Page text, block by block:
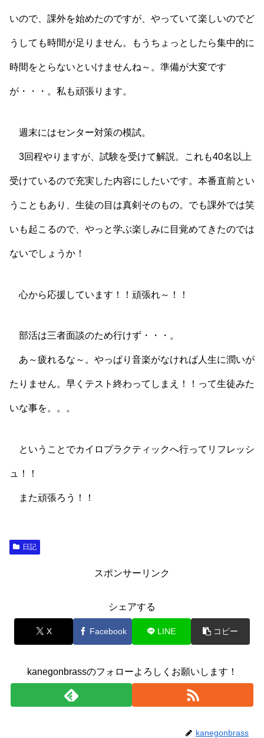
いので、課外を始めたのですが、やっていて楽しいのでど
うしても時間が足りません。もうちょっとしたら集中的に
時間をとらないといけませんね～。準備が大変です
が・・・。私も頑張ります。
週末にはセンター対策の模試。
3回程やりますが、試験を受けて解説。これも40名以上
受けているので充実した内容にしたいです。本番直前とい
うこともあり、生徒の目は真剣そのもの。でも課外では笑
いも起こるので、やっと学ぶ楽しみに目覚めてきたのでは
ないでしょうか！
心から応援しています！！頑張れ～！！
部活は三者面談のため行けず・・・。
あ～疲れるな～。やっぱり音楽がなければ人生に潤いが
たりません。早くテスト終わってしまえ！！って生徒みた
いな事を。。。
ということでカイロプラクティックへ行ってリフレッシ
ュ！！
また頑張ろう！！
日記
スポンサーリンク
シェアする
X Facebook LINE コピー
kanegonbrassのフォローよろしくお願いします！
kanegonbrass